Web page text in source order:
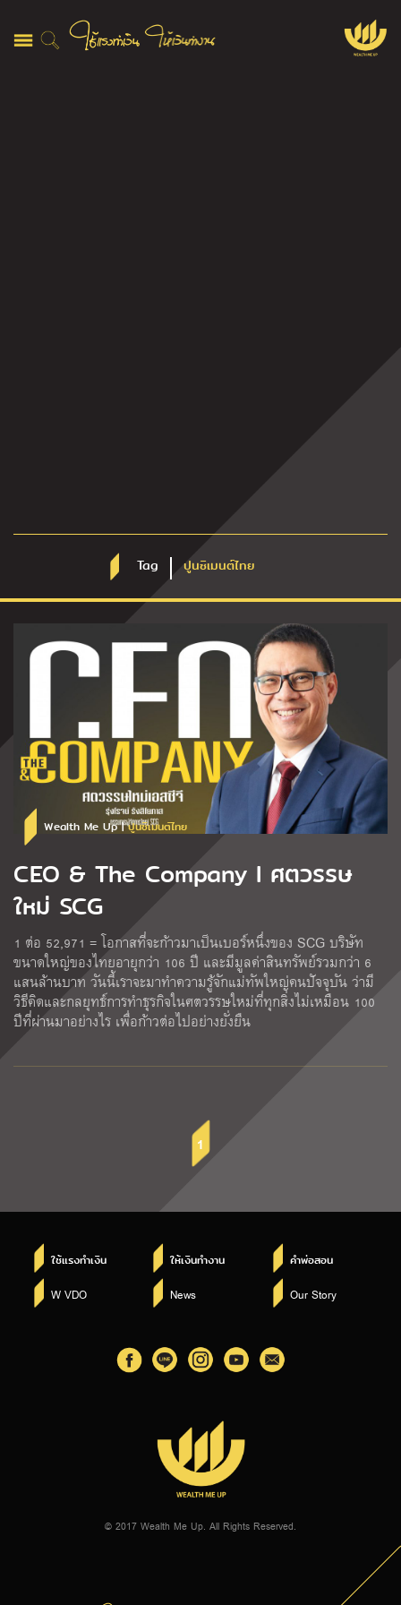
Tag ปูนซิเมนต์ไทย
Wealth Me Up |ปูนซิเมนต์ไทย
CEO & The Company l ศตวรรษ
ใหม่ SCG
1 ต่อ 52,971 = โอกาสที่จะก้าวมาเป็นเบอร์หนึ่งของ SCG บริษัท
ขนาดใหญ่ของไทยอายุกว่า 106 ปี และมีมูลค่าสินทรัพย์รวมกว่า 6
แสนล้านบาท วันนี้เราจะมาทำความรู้จักแม่ทัพใหญ่คนปัจจุบัน ว่ามี
วิธีคิดและกลยุทธ์การทำธุรกิจในศตวรรษใหม่ที่ทุกสิ่งไม่เหมือน 100
ปีที่ผ่านมาอย่างไร เพื่อก้าวต่อไปอย่างยั่งยืน
1
ใช้แรงทำเงิน ให้เงินทำงาน คำพ่อสอน
W VDO News Our Story
© 2017 Wealth Me Up. All Rights Reserved.